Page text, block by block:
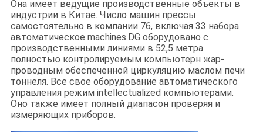
НАС
ПУТЕШЕСТВИЕ
ФАБРИКИ
ПРОВЕРКА
КАЧЕСТВА
Она имеет ведущие производственные объекты в
индустрии в Китае. Число машин прессы
самостоятельно в компании 76, включая 33 набора
автоматическое machines.DG оборудовано с
производственными линиями в 52,5 метра
полностью контролируемым компьютерн жар-
проводным обеспеченной циркуляцию маслом печи
тоннеля. Все свое оборудование автоматического
управления режим intellectualized компьютерами.
Оно также имеет полный диапасон проверяя и
измеряющих приборов.